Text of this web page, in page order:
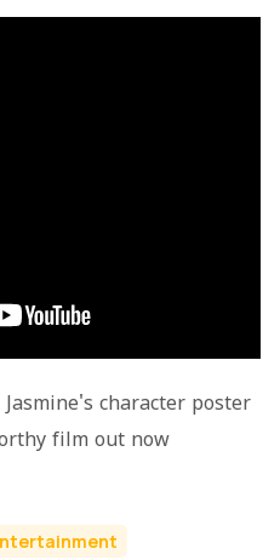
character poster
film out now